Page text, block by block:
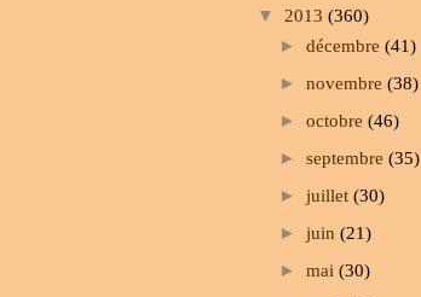
▼ 2013 (360)
► décembre (41)
► novembre (38)
► octobre (46)
► septembre (35)
► juillet (30)
► juin (21)
► mai (30)